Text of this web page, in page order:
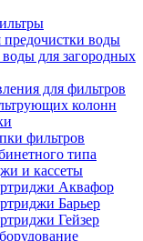
предочистки воды
для загородных
для фильтров
колонн
фильтров
типа
и кассеты
Аквафор
Барьер
Гейзер